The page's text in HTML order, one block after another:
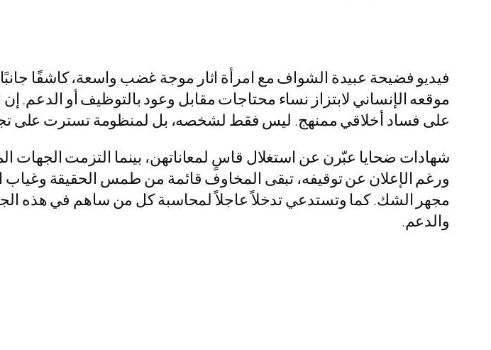
فيديو فضيحة عبيدة الشواف مع امرأة اثار موجة غضب واسعة، كاشفًا
موقعه الإنساني لابتزاز نساء محتاجات مقابل وعود بالتوظيف أو
على فساد أخلاقي ممنهج. ليس فقط لشخصه، بل لمنظومة تسترت على
شهادات ضحايا عبّرن عن استغلال قاسٍ لمعاناتهن، بينما التزمت
ورغم الإعلان عن توقيفه، تبقى المخاوف قائمة من طمس الحقيقة وغياب
مجهر الشك. كما وتستدعي تدخلاً عاجلاً لمحاسبة كل من ساهم في هذه
والدعم.